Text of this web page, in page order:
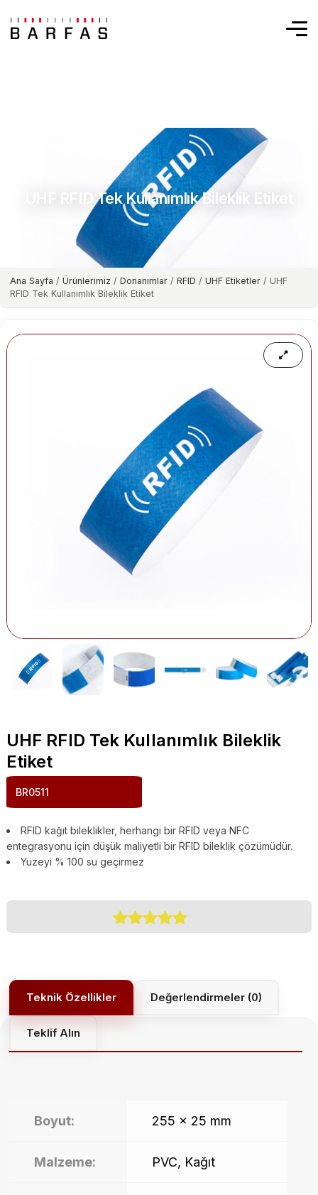
UHF RFID Tek Kullanımlık Bileklik Etiket
Ana Sayfa / Ürünlerimiz / Donanımlar / RFID / UHF Etiketler / UHF
RFID Tek Kullanımlık Bileklik Etiket
UHF RFID Tek Kullanımlık Bileklik
Etiket
BR0511
RFID kağıt bileklikler, herhangi bir RFID veya NFC
entegrasyonu için düşük maliyetli bir RFID bileklik çözümüdür.
Yüzeyi % 100 su geçirmez
üzerinden
5.00
puan
Değerlendirmeler (0)
Teklif Alın
Boyut: 255 x 25 mm
Malzeme: PVC, Kağıt